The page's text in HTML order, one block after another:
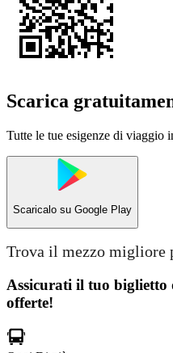
Scarica
Tutte le tue esigenze di viaggio
Scaricalo su Google Play
Trova il mezzo migliore
Assicurati il ​​tuo biglietto
offerte!